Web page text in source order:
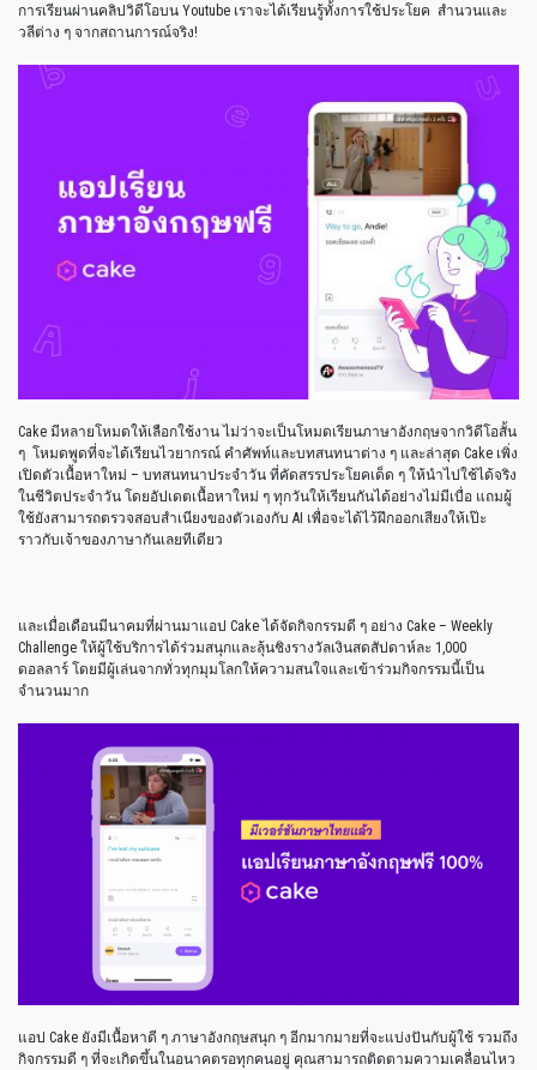
การเรียนผ่านคลิปวิดีโอบน Youtube เราจะได้เรียนรู้ทั้งการใช้ประโยค สำนวนและ
วลีต่าง ๆ จากสถานการณ์จริง!
Cake มีหลายโหมดให้เลือกใช้งาน ไม่ว่าจะเป็นโหมดเรียนภาษาอังกฤษจากวิดีโอสั้น
ๆ โหมดพูดที่จะได้เรียนไวยากรณ์ คำศัพท์และบทสนทนาต่าง ๆ และล่าสุด Cake เพิ่ง
เปิดตัวเนื้อหาใหม่ – บทสนทนาประจำวัน ที่คัดสรรประโยคเด็ด ๆ ให้นำไปใช้ได้จริง
ในชีวิตประจำวัน โดยอัปเดตเนื้อหาใหม่ ๆ ทุกวันให้เรียนกันได้อย่างไม่มีเบื่อ แถมผู้
ใช้ยังสามารถตรวจสอบสำเนียงของตัวเองกับ AI เพื่อจะได้ไว้ฝึกออกเสียงให้เป๊ะ
ราวกับเจ้าของภาษากันเลยทีเดียว
และเมื่อเดือนมีนาคมที่ผ่านมาแอป Cake ได้จัดกิจกรรมดี ๆ อย่าง Cake – Weekly
Challenge ให้ผู้ใช้บริการได้ร่วมสนุกและลุ้นชิงรางวัลเงินสดสัปดาห์ละ 1,000
ดอลลาร์ โดยมีผู้เล่นจากทั่วทุกมุมโลกให้ความสนใจและเข้าร่วมกิจกรรมนี้เป็น
จำนวนมาก
แอป Cake ยังมีเนื้อหาดี ๆ ภาษาอังกฤษสนุก ๆ อีกมากมายที่จะแบ่งปันกับผู้ใช้ รวมถึง
กิจกรรมดี ๆ ที่จะเกิดขึ้นในอนาคตรอทุกคนอยู่ คุณสามารถติดตามความเคลื่อนไหว